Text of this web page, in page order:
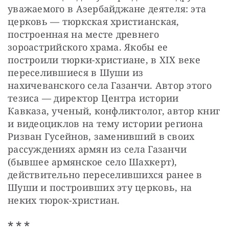
уважаемого в Азербайджане деятеля: эта
церковь — тюркская христианская,
построенная на месте древнего
зороастрийского храма. Якобы ее
построили тюрки-христиане, в XIX веке
переселившиеся в Шуши из
нахичеванского села Газанчи. Автор этого
тезиса — директор Центра истории
Кавказа, ученый, конфликтолог, автор книг
и видеоциклов на тему истории региона
Ризван Гусейнов, заменивший в своих
рассуждениях армян из села Газанчи
(бывшее армянское село Шахкерт),
действительно переселившихся ранее в
Шуши и построивших эту церковь, на
неких тюрок-христиан.
* * *